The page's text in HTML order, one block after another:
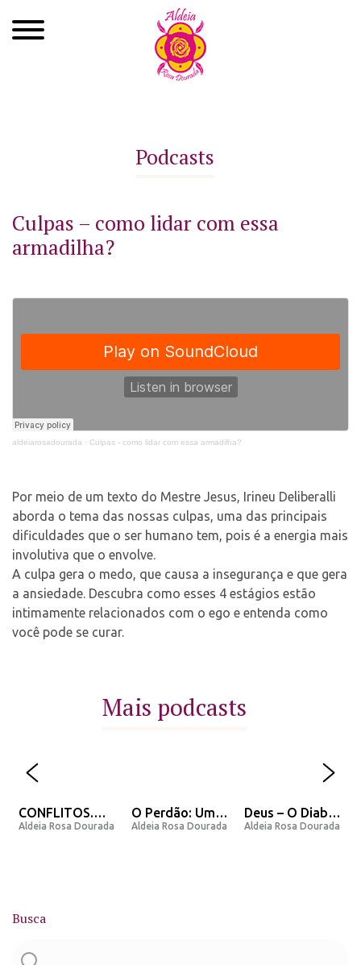
Agenda
Contato
Podcasts
Culpas – como lidar com essa
armadilha?
aldeiarosadourada · Culpas - como lidar com essa armadilha?
Por meio de um texto do Mestre Jesus, Irineu Deliberalli
aborda o tema das nossas culpas, uma das principais
dificuldades que o ser humano tem, pois é a energia mais
involutiva que o envolve.
A culpa gera o medo, que causa a insegurança e que gera
a ansiedade. Descubra como esses 4 estágios estão
intimamente relacionados com o ego e entenda como
você pode se curar.
Mais podcasts
CONFLITOS.
Porque eles
Aldeia Rosa Dourada
O Perdão: Uma
opinião e
Aldeia Rosa Dourada
Deus – O Diabo
– O Homem – A
Aldeia Rosa Dourada
Busca